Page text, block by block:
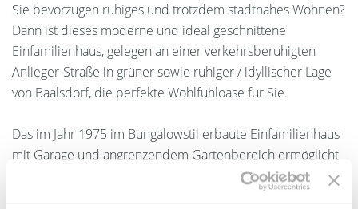
Sie bevorzugen ruhiges und trotzdem stadtnahes Wohnen?
Dann ist dieses moderne und ideal geschnittene
Einfamilienhaus, gelegen an einer verkehrsberuhigten
Anlieger-Straße in grüner sowie ruhiger / idyllischer Lage
von Baalsdorf, die perfekte Wohlfühloase für Sie.
Das im Jahr 1975 im Bungalowstil erbaute Einfamilienhaus
mit Garage und angrenzendem Gartenbereich ermöglicht
komfortables Wohnen auf einer Ebene. Das Haus wurde
2022 komplett saniert sowie modernisiert und weist einen